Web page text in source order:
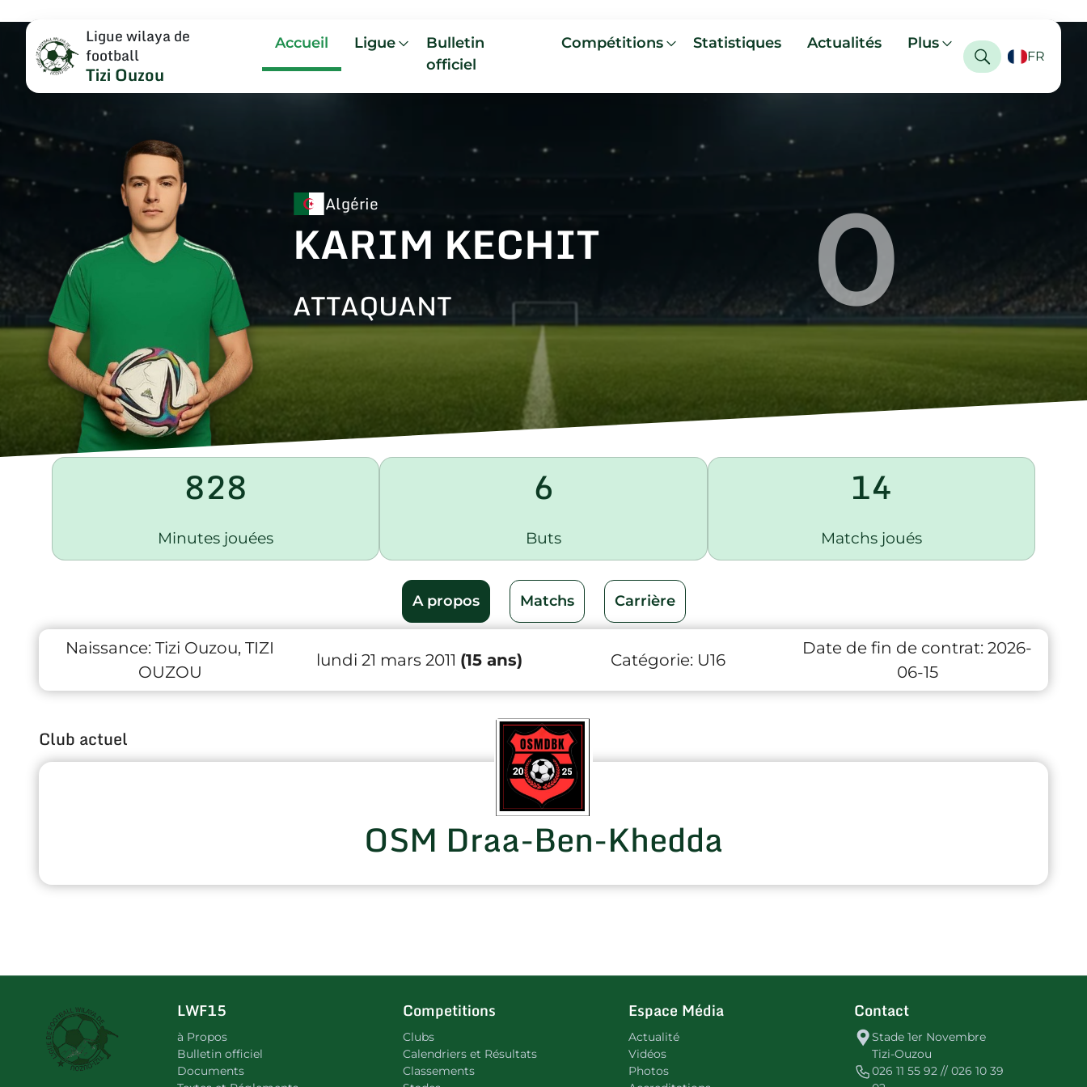
Ligue wilaya de
football
Tizi Ouzou
Accueil Ligue
Bulletin
officiel
Compétitions Statistiques Actualités Plus
FR
Algérie
KARIM KECHIT
ATTAQUANT 0
828
Minutes jouées
6
Buts
14
Matchs joués
A propos Matchs Carrière
Naissance: Tizi Ouzou, TIZI
OUZOU
lundi 21 mars 2011 (15 ans) Catégorie: U16
Date de fin de contrat: 2026-
06-15
Club actuel
OSM Draa-Ben-Khedda
LWF15
à Propos
Bulletin officiel
Documents
Competitions
Clubs
Calendriers et Résultats
Classements
Espace Média
Actualité
Vidéos
Photos
Contact
Stade 1er Novembre
Tizi-Ouzou
026 11 55 92 // 026 10 39